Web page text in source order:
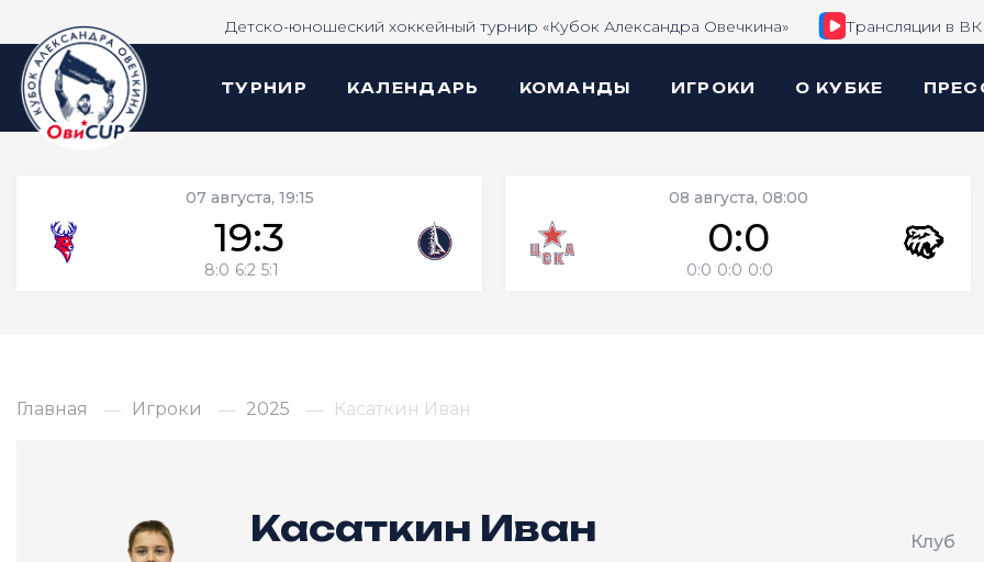
Детско-юношеский хоккейный турнир «Кубок Александра Овечкина» Трансляции в ВК
ТУРНИР КАЛЕНДАРЬ КОМАНДЫ ИГРОКИ О КУБКЕ
07 августа, 19:15
19:3
8:0 6:2 5:1
08 августа, 08:00
0:0
0:0 0:0 0:0
Главная Игроки 2025 Касаткин Иван
Касаткин Иван Клуб